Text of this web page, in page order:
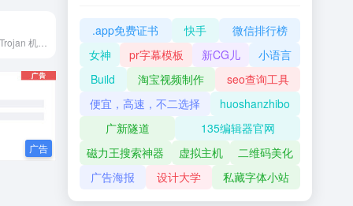
.app免费证书 快手
微信排行榜
女神
pr字幕模板 新CG儿
小语言
Build
淘宝视频制作
seo查询工具
便宜，高速，不二选择
huoshanzhibo
广新隧道
135编辑器官网
磁力王搜索神器
虚拟主机
二维码美化
广告海报
设计大学 私藏字体小站